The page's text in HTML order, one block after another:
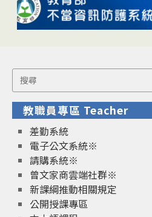
Search
for:
教職員專區 Teacher
差勤系統
電子公文系統※
請購系統※
曾文家商雲端社群※
新課綱推動相關規定
公開授課專區